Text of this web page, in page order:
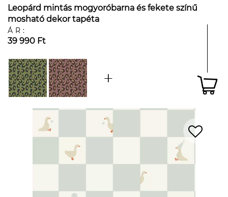
Leopárd mintás mogyoróbarna és fekete színű
mosható dekor tapéta
ÁR:
39 990 Ft